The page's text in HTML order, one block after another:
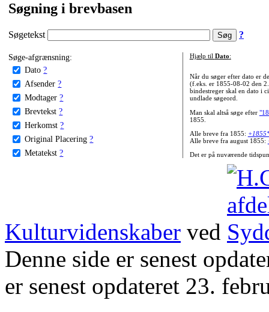
Søgning i brevbasen
Søgetekst ?
Søge-afgrænsning:
Dato ?
Afsender ?
Modtager ?
Brevtekst ?
Herkomst ?
Original Placering ?
Metatekst ?
Hjælp til Dato:
Når du søger efter dato er
(f.eks. er 1855-08-02 den
bindestreger skal en dato i
undlade søgeord.
Man skal altså søge efter
1855.
Alle breve fra 1855:
Alle breve fra august 1855:
Det er på nuværende
Kulturvidenskaber ved
Denne side er senest
er senest opdateret 23.